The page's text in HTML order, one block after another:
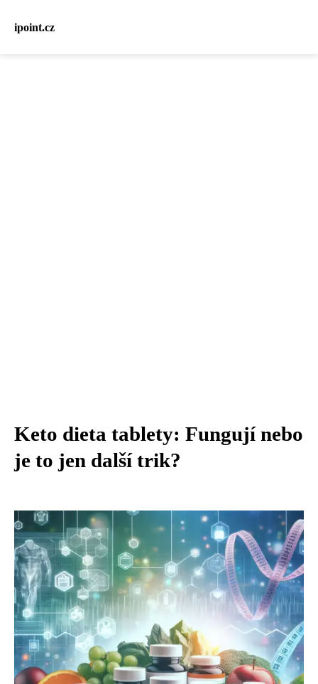
ipoint.cz
Keto dieta tablety: Fungují nebo
je to jen další trik?